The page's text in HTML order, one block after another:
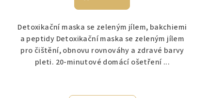
Detoxikační maska se zeleným jílem, bakchiemi
a peptidy Detoxikační maska se zeleným jílem
pro čištění, obnovu rovnováhy a zdravé barvy
pleti. 20-minutové domácí ošetření ...